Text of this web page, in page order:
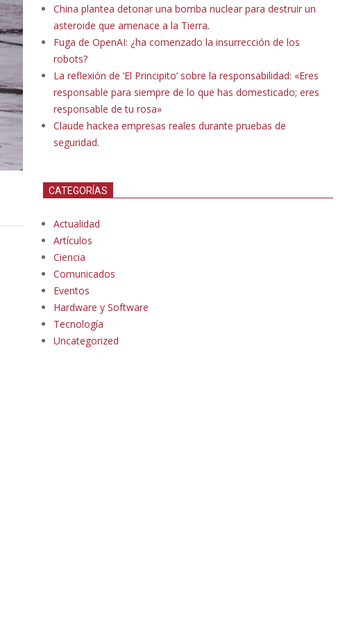
China plantea detonar una bomba nuclear para destruir un
asteroide que amenace a la Tierra.
Fuga de OpenAI: ¿ha comenzado la insurrección de los
robots?
La reflexión de ‘El Principito’ sobre la responsabilidad: «Eres
responsable para siempre de lo que has domesticado; eres
responsable de tu rosa»
Claude hackea empresas reales durante pruebas de
seguridad.
CATEGORÍAS
Actualidad
Artículos
Ciencia
Comunicados
Eventos
Hardware y Software
Tecnología
Uncategorized